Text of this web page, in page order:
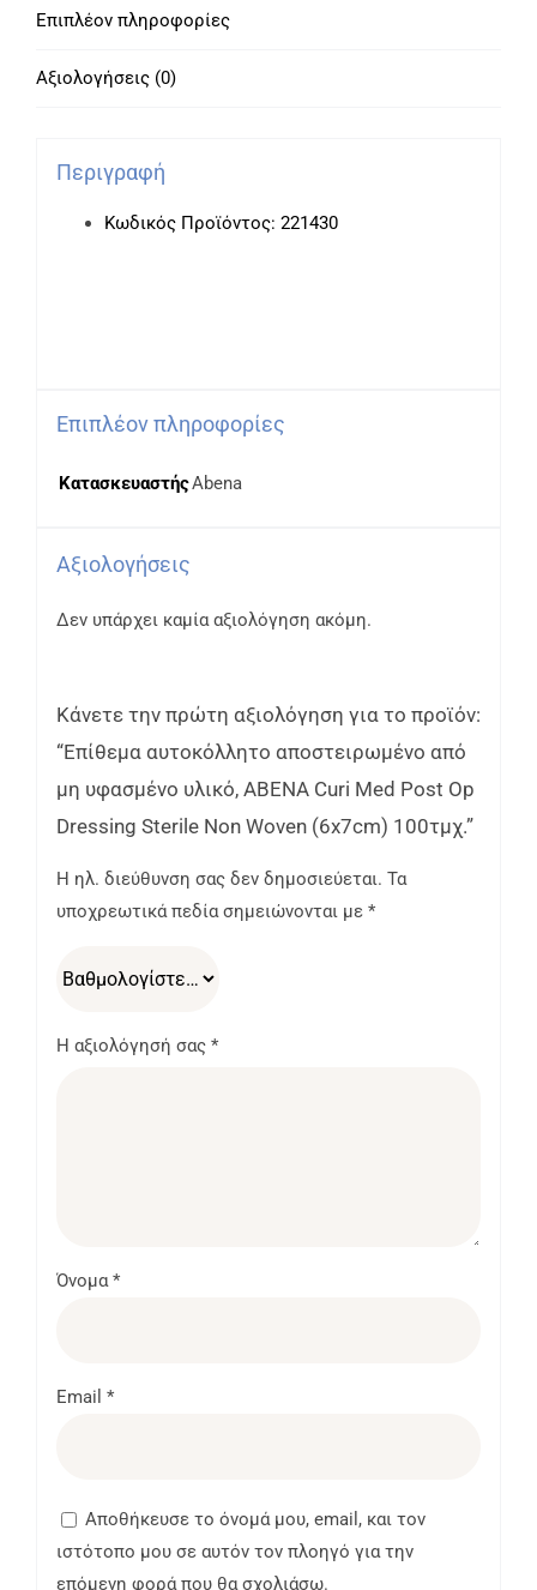
Dressing
Sterile
(6x7cm)
ποσότητα
Επιπλέον πληροφορίες
Αξιολογήσεις (0)
Περιγραφή
Κωδικός Προϊόντος: 221430
Επιπλέον πληροφορίες
ΚατασκευαστήςAbena
Αξιολογήσεις
Δεν υπάρχει καμία αξιολόγηση ακόμη.
Κάνετε την πρώτη αξιολόγηση για το προϊόν:
“Επίθεμα αυτοκόλλητο αποστειρωμένο από
μη υφασμένο υλικό, ABENA Curi Med Post Op
Dressing Sterile Non Woven (6x7cm) 100τμχ.”
Η ηλ. διεύθυνση σας δεν δημοσιεύεται. Τα
υποχρεωτικά πεδία σημειώνονται με *
Η αξιολόγησή σας *
Όνομα *
Email *
Αποθήκευσε το όνομά μου, email, και τον
ιστότοπο μου σε αυτόν τον πλοηγό για την
επόμενη φορά που θα σχολιάσω.